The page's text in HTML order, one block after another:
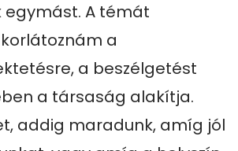
egymást. A témát
a
a beszélgetést
a társaság alakítja.
addig maradunk, amíg jól